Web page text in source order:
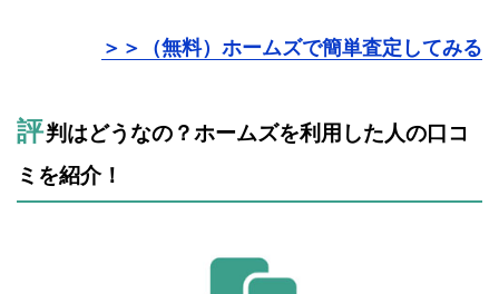
＞＞（無料）ホームズで簡単査定してみる
評判はどうなの？ホームズを利用した人の口コ
ミを紹介！